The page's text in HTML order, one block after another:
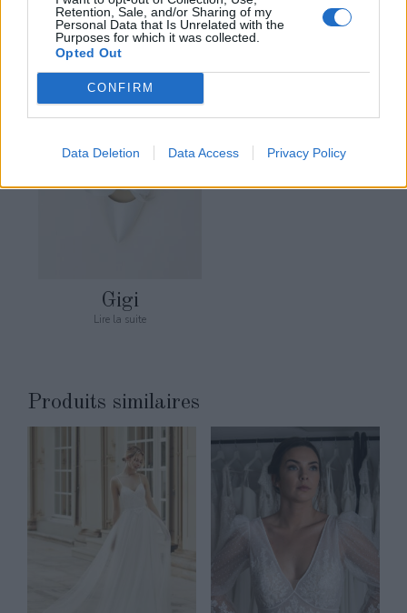
Retention, Sale, and/or Sharing of my
Personal Data that Is Unrelated with the
Purposes for which it was collected.
Opted Out
CONFIRM
Data Deletion Data Access Privacy Policy
Lire la suite
Gigi
Lire la suite
Produits similaires